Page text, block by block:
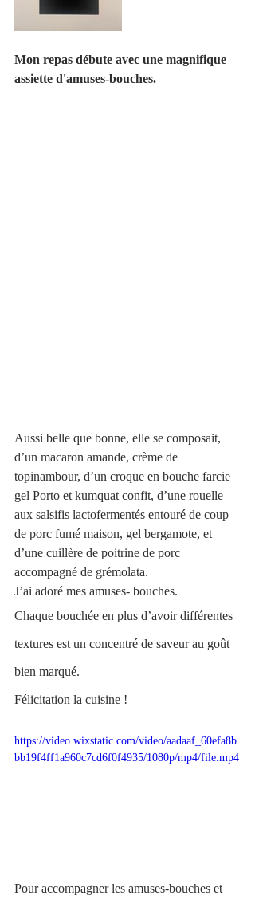
Mon repas débute avec une magnifique
assiette d'amuses-bouches.
Aussi belle que bonne, elle se composait,
d’un macaron amande, crème de
topinambour, d’un croque en bouche farcie
gel Porto et kumquat confit, d’une rouelle
aux salsifis lactofermentés entouré de coup
de porc fumé maison, gel bergamote, et
d’une cuillère de poitrine de porc
accompagné de grémolata.
J’ai adoré mes amuses- bouches.
Chaque bouchée en plus d’avoir différentes
textures est un concentré de saveur au goût
bien marqué.
Félicitation la cuisine !
https://video.wixstatic.com/video/aadaaf_60efa8b
bb19f4ff1a960c7cd6f0f4935/1080p/mp4/file.mp4
Pour accompagner les amuses-bouches et